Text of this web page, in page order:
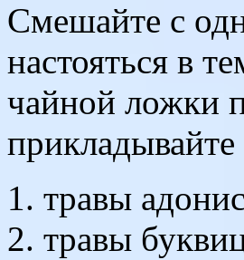
Смешайте с
настояться в
чайной ложки
прикладывайте
травы
травы